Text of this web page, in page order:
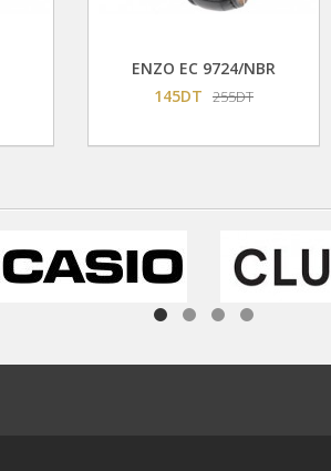
ENZO EC 9724/NBR
145DT 255DT